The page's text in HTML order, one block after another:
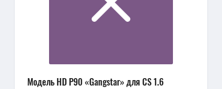
Модель HD P90 «Gangstar» для CS 1.6